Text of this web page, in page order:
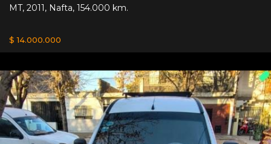
MT, 2011, Nafta, 154.000 km.
$ 14.000.000